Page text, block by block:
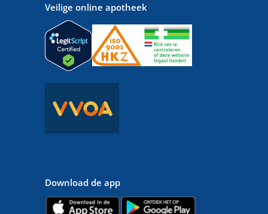
Veilige online apotheek
Download de app